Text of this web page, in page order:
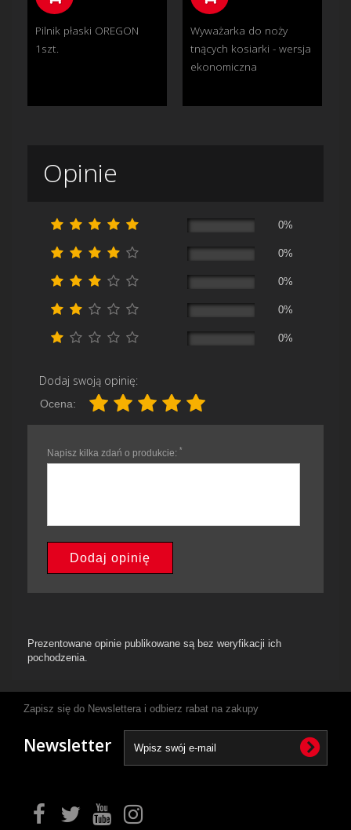
Pilnik płaski OREGON
1szt.
Wyważarka do noży
tnących kosiarki - wersja
ekonomiczna
Opinie
0%
0%
0%
0%
0%
Dodaj swoją opinię:
Ocena:
Napisz kilka zdań o produkcie: *
Dodaj opinię
Prezentowane opinie publikowane są bez weryfikacji ich
pochodzenia.
Zapisz się do Newslettera i odbierz rabat na zakupy
Newsletter